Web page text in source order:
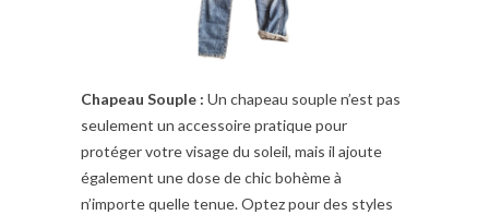
Chapeau Souple : Un chapeau souple n’est pas
seulement un accessoire pratique pour
protéger votre visage du soleil, mais il ajoute
également une dose de chic bohème à
n’importe quelle tenue. Optez pour des styles